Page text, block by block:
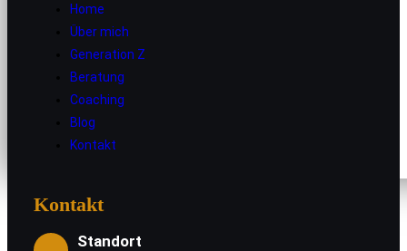
Generation Z
Beratung
Coaching
Blog
Kontakt
Home
Über mich
Generation Z
Beratung
Coaching
Blog
Kontakt
Kontakt
Standort